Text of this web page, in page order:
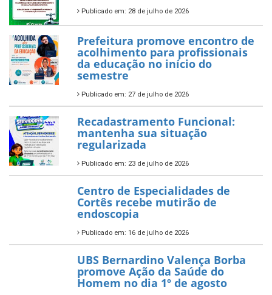
Publicado em: 28 de julho de 2026
Prefeitura promove encontro de
acolhimento para profissionais
da educação no início do
semestre
Publicado em: 27 de julho de 2026
Recadastramento Funcional:
mantenha sua situação
regularizada
Publicado em: 23 de julho de 2026
Centro de Especialidades de
Cortês recebe mutirão de
endoscopia
Publicado em: 16 de julho de 2026
UBS Bernardino Valença Borba
promove Ação da Saúde do
Homem no dia 1º de agosto